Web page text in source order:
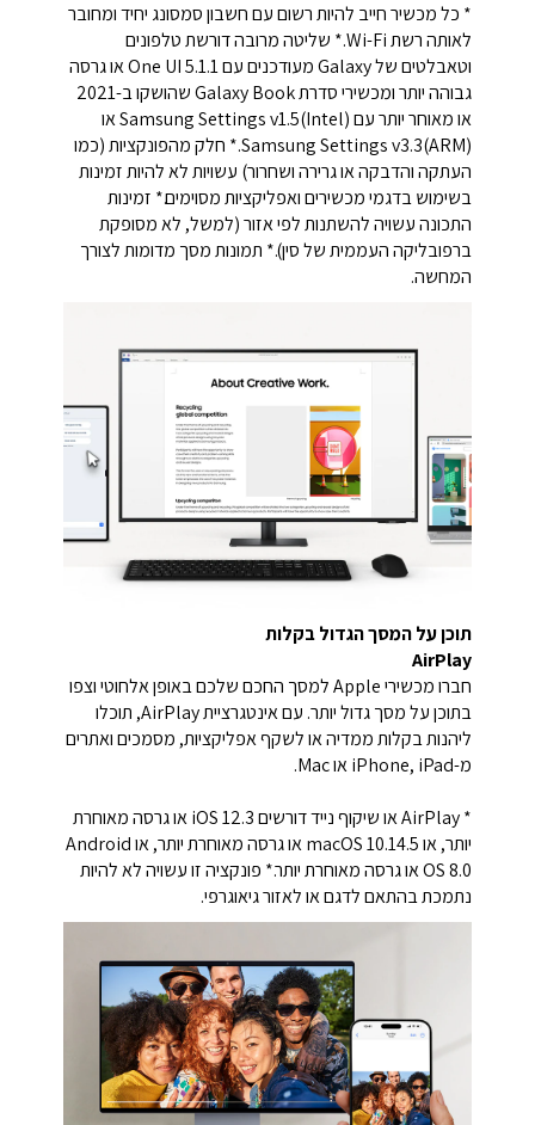
* כל מכשיר חייב להיות רשום עם חשבון סמסונג יחיד ומחובר
לאותה רשת Wi-Fi.* שליטה מרובה דורשת טלפונים
וטאבלטים של Galaxy מעודכנים עם One UI 5.1.1 או גרסה
גבוהה יותר ומכשירי סדרת Galaxy Book שהושקו ב-2021
או מאוחר יותר עם Samsung Settings v1.5(Intel) או
Samsung Settings v3.3(ARM).* חלק מהפונקציות (כמו
העתקה והדבקה או גרירה ושחרור) עשויות לא להיות זמינות
בשימוש בדגמי מכשירים ואפליקציות מסוימים.* זמינות
התכונה עשויה להשתנות לפי אזור (למשל, לא מסופקת
ברפובליקה העממית של סין).* תמונות מסך מדומות לצורך
המחשה.
תוכן על המסך הגדול בקלות
AirPlay
חברו מכשירי Apple למסך החכם שלכם באופן אלחוטי וצפו
בתוכן על מסך גדול יותר. עם אינטגרציית AirPlay, תוכלו
ליהנות בקלות ממדיה או לשקף אפליקציות, מסמכים ואתרים
מ-iPhone, iPad או Mac.
* AirPlay או שיקוף נייד דורשים iOS 12.3 או גרסה מאוחרת
יותר, או macOS 10.14.5 או גרסה מאוחרת יותר, או Android
OS 8.0 או גרסה מאוחרת יותר.* פונקציה זו עשויה לא להיות
נתמכת בהתאם לדגם או לאזור גיאוגרפי.